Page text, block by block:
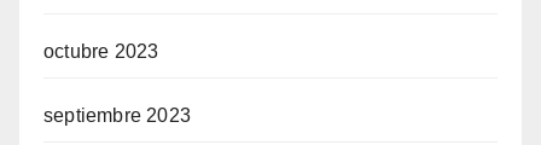
octubre 2023
septiembre 2023